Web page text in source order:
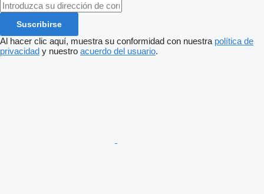
Suscribirse
Al hacer clic aquí, muestra su conformidad con nuestra política de
privacidad y nuestro acuerdo del usuario.